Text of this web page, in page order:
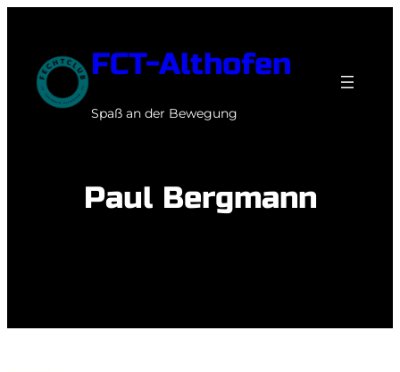
springen
FCT-Althofen
Spaß an der Bewegung
Paul Bergmann